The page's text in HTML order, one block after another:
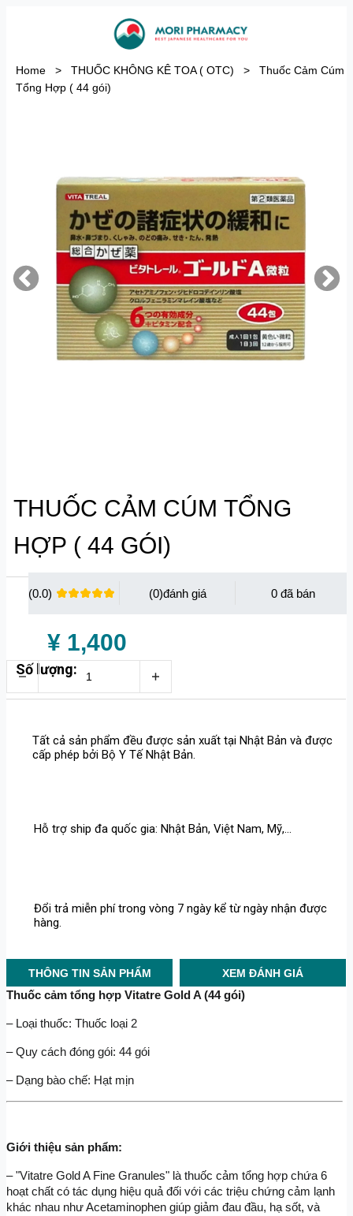
Home > THUỐC KHÔNG KÊ TOA ( OTC) >
Thuốc Cảm Cúm
Tổng Hợp ( 44 gói)
XEM ĐÁNH GIÁ
THÔNG TIN SẢN PHẨM
Hỗ trợ ship đa quốc gia: Nhật Bản, Việt Nam, Mỹ,...
Đổi trả miễn phí trong vòng 7 ngày kể từ ngày nhận được
hàng.
0
(0)
(0.0)
¥ 1,400
Tất cả sản phẩm đều được sản xuất tại Nhật Bản và được
cấp phép bởi Bộ Y Tế Nhật Bản.
Thuốc cảm tổng hợp Vitatre Gold A (44 gói)
– Loại thuốc: Thuốc loại 2
– Quy cách đóng gói: 44 gói
– Dạng bào chế: Hạt mịn
Giới thiệu sản phẩm:
– "Vitatre Gold A Fine Granules" là thuốc cảm tổng hợp chứa 6
hoạt chất có tác dụng hiệu quả đối với các triệu chứng cảm lạnh
khác nhau như Acetaminophen giúp giảm đau đầu, hạ sốt, và
THUỐC CẢM CÚM TỔNG
HỢP ( 44 GÓI)
Số lượng: